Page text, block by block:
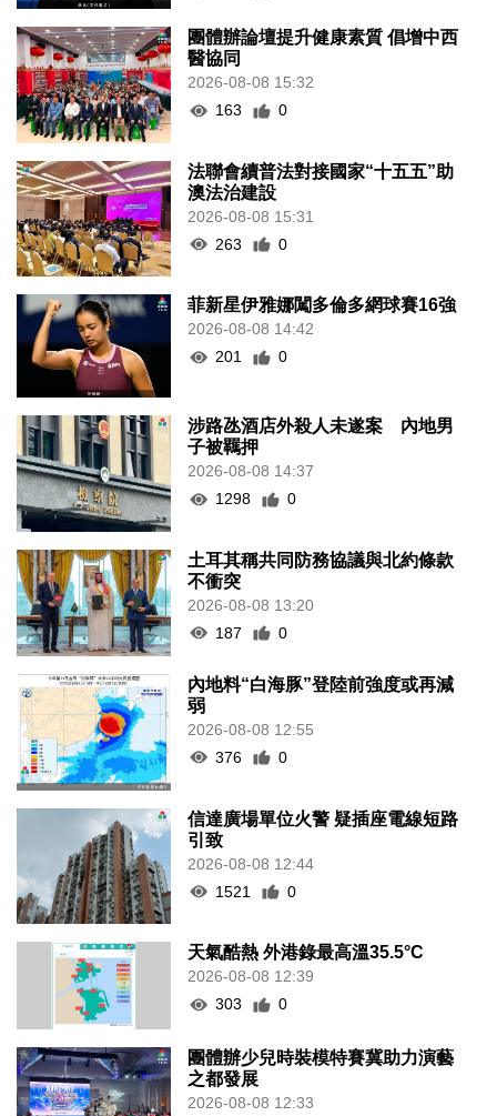
團體辦論壇提升健康素質 倡增中西
醫協同
2026-08-08 15:32
163
0
法聯會續普法對接國家“十五五”助
澳法治建設
2026-08-08 15:31
263
0
菲新星伊雅娜闖多倫多網球賽16強
2026-08-08 14:42
201
0
涉路氹酒店外殺人未遂案 內地男
子被羈押
2026-08-08 14:37
1298
0
土耳其稱共同防務協議與北約條款
不衝突
2026-08-08 13:20
187
0
內地料“白海豚”登陸前強度或再減
弱
2026-08-08 12:55
376
0
信達廣場單位火警 疑插座電線短路
引致
2026-08-08 12:44
1521
0
天氣酷熱 外港錄最高溫35.5°C
2026-08-08 12:39
303
0
團體辦少兒時裝模特賽冀助力演藝
之都發展
2026-08-08 12:33